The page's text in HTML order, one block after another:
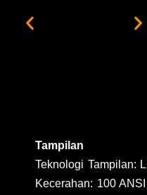
Tampilan
Teknologi Tampilan:
Kecerahan: 100